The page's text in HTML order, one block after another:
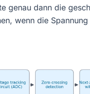
genau dann die
wenn die